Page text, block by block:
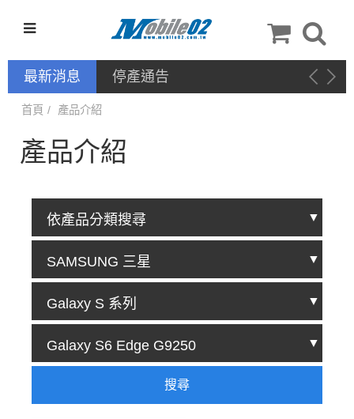
最新消息 停產通告
首頁 產品介紹
產品介紹
搜尋